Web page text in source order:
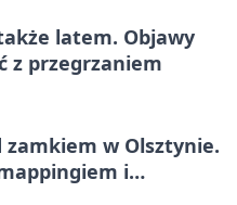
latem. Objawy
z przegrzaniem
zamkiem w Olsztynie.
i